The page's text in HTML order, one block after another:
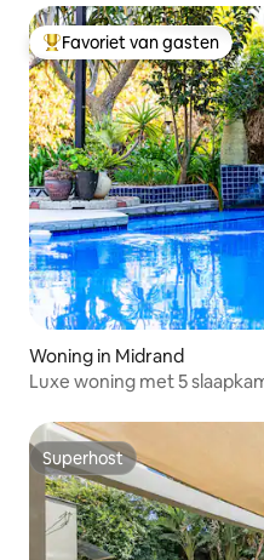
Topfavoriet van gasten
Favoriet van gasten
Woning in Midrand
Luxe woning met 5
Superhost
Superhost